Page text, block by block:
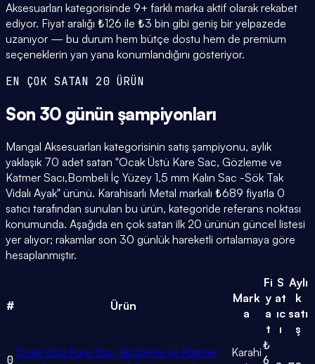
Aksesuarları kategorisinde 9+ farklı marka aktif olarak rekabet
ediyor. Fiyat aralığı ₺126 ile ₺3 bin gibi geniş bir yelpazede
uzanıyor — bu durum hem bütçe dostu hem de premium
seçeneklerin yan yana konumlandığını gösteriyor.
EN ÇOK SATAN 20 ÜRÜN
Son 30 günün şampiyonları
Mangal Aksesuarları kategorisinin satış şampiyonu, aylık
yaklaşık 70 adet satan "Ocak Üstü Kare Sac, Gözleme ve
Katmer Sacı,Bombeli İç Yüzey 1,5 mm Kalın Sac -Sök Tak
Vidalı Ayak" ürünü. Karahisarlı Metal markalı ₺689 fiyatla 0
satıcı tarafından sunulan bu ürün, kategoride referans noktası
konumunda. Aşağıda en çok satan ilk 20 ürünün güncel listesi
yer alıyor; rakamlar son 30 günlük hareketli ortalamaya göre
hesaplanmıştır.
# Ürün
Mark
a
Fi
y
a
t
S
at
ıc
ı
Aylı
k
satı
ş
0
Ocak Üstü Kare Sac, Gözleme ve Katmer
Karahi₺
6